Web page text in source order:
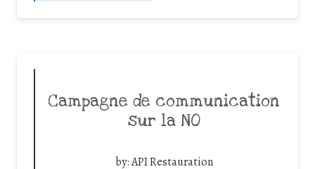
Campagne de communication
sur la NO
by:API Restauration